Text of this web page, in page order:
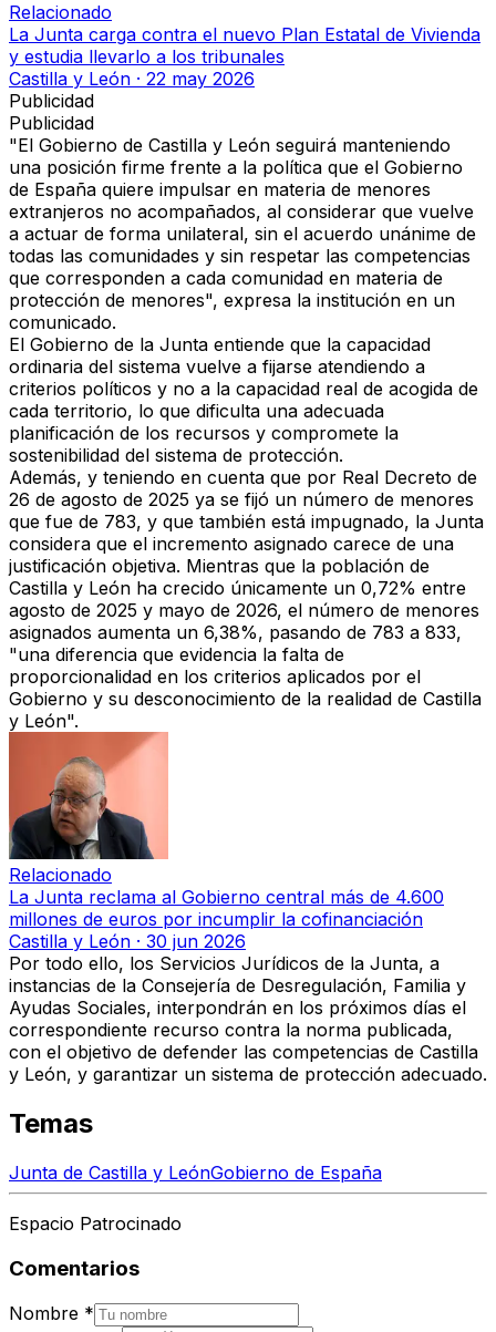
Relacionado
La Junta carga contra el nuevo Plan Estatal de Vivienda
y estudia llevarlo a los tribunales
Castilla y León · 22 may 2026
Publicidad
Publicidad
"El Gobierno de Castilla y León seguirá manteniendo
una posición firme frente a la política que el Gobierno
de España quiere impulsar en materia de menores
extranjeros no acompañados, al considerar que vuelve
a actuar de forma unilateral, sin el acuerdo unánime de
todas las comunidades y sin respetar las competencias
que corresponden a cada comunidad en materia de
protección de menores", expresa la institución en un
comunicado.
El Gobierno de la Junta entiende que la capacidad
ordinaria del sistema vuelve a fijarse atendiendo a
criterios políticos y no a la capacidad real de acogida de
cada territorio, lo que dificulta una adecuada
planificación de los recursos y compromete la
sostenibilidad del sistema de protección.
Además, y teniendo en cuenta que por Real Decreto de
26 de agosto de 2025 ya se fijó un número de menores
que fue de 783, y que también está impugnado, la Junta
considera que el incremento asignado carece de una
justificación objetiva. Mientras que la población de
Castilla y León ha crecido únicamente un 0,72% entre
agosto de 2025 y mayo de 2026, el número de menores
asignados aumenta un 6,38%, pasando de 783 a 833,
"una diferencia que evidencia la falta de
proporcionalidad en los criterios aplicados por el
Gobierno y su desconocimiento de la realidad de Castilla
y León".
Relacionado
La Junta reclama al Gobierno central más de 4.600
millones de euros por incumplir la cofinanciación
Castilla y León · 30 jun 2026
Por todo ello, los Servicios Jurídicos de la Junta, a
instancias de la Consejería de Desregulación, Familia y
Ayudas Sociales, interpondrán en los próximos días el
correspondiente recurso contra la norma publicada,
con el objetivo de defender las competencias de Castilla
y León, y garantizar un sistema de protección adecuado.
Temas
Junta de Castilla y LeónGobierno de España
Espacio Patrocinado
Comentarios
Nombre *